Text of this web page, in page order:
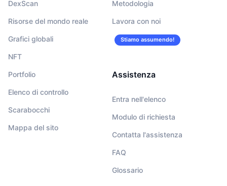
DexScan
Risorse del mondo reale
Grafici globali
NFT
Portfolio
Elenco di controllo
Scarabocchi
Mappa del sito
Metodologia
Lavora con noi
Stiamo assumendo!
Assistenza
Entra nell'elenco
Modulo di richiesta
Contatta l'assistenza
FAQ
Glossario